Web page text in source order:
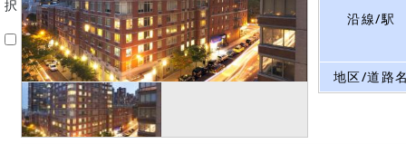
択
沿線/駅
地区/道路